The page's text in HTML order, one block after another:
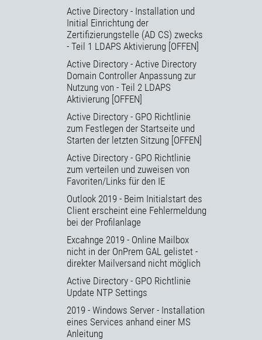
Active Directory - Installation und
Initial Einrichtung der
Zertifizierungstelle (AD CS) zwecks
- Teil 1 LDAPS Aktivierung [OFFEN]
Active Directory - Active Directory
Domain Controller Anpassung zur
Nutzung von - Teil 2 LDAPS
Aktivierung [OFFEN]
Active Directory - GPO Richtlinie
zum Festlegen der Startseite und
Starten der letzten Sitzung [OFFEN]
Active Directory - GPO Richtlinie
zum verteilen und zuweisen von
Favoriten/Links für den IE
Outlook 2019 - Beim Initialstart des
Client erscheint eine Fehlermeldung
bei der Profilanlage
Excahnge 2019 - Online Mailbox
nicht in der OnPrem GAL gelistet -
direkter Mailversand nicht möglich
Active Directory - GPO Richtlinie
Update NTP Settings
2019 - Windows Server - Installation
eines Services anhand einer MS
Anleitung